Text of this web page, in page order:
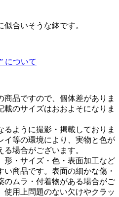
合いそうな鉢です。
について
商品ですので、個体差がありま
載のサイズはおおよそになりま
るように撮影・掲載しておりま
イ等の環境により、実物と色が
る場合がございます。
形・サイズ・色・表面加工など
い商品です。表面の細かな傷・
のムラ・付着物がある場合がご
使用上問題のない欠けやクラッ